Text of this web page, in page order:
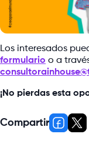
Los interesados
formulario o a
¡No pierdas esta
Compartir